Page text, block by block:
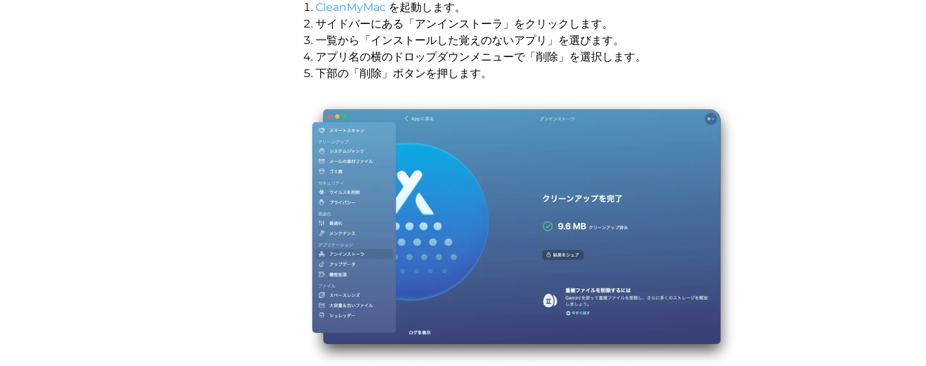
CleanMyMac を起動します。
サイドバーにある「アンインストーラ」をクリックします。
一覧から「インストールした覚えのないアプリ」を選びます。
アプリ名の横のドロップダウンメニューで「削除」を選択します。
下部の「削除」ボタンを押します。